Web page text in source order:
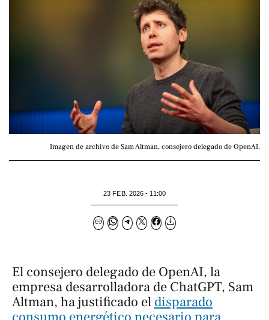
Imagen de archivo de Sam Altman, consejero delegado de OpenAI.
23 FEB. 2026 - 11:00
El consejero delegado de OpenAI, la
empresa desarrolladora de ChatGPT, Sam
Altman, ha justificado el disparado